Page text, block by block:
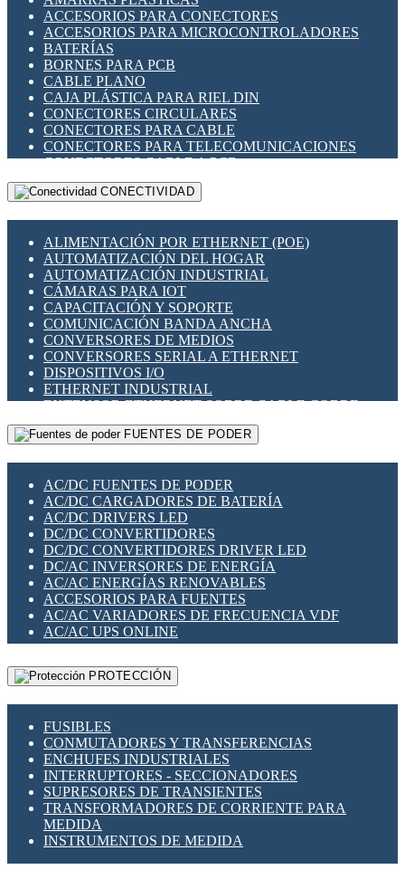
INDICADORES PARA PANEL
INTERFACES DE RELÉ
INTERRUPTORES FIN DE CARRERA
LLAVES CONMUTADORAS
MEDIDORES DE ENERGÍA Y TC'S DE CORRIENTE
MOTORES PASO A PASO
PANTALLAS HMI
PLC -CONTROLADORES LÓGICO PROGRAMABLES
PROGRAMADORES DE HORARIO
RELÉS DE PROTECCIÓN
SENSORES CAPACITIVOS
SENSORES INDUCTIVOS
TEMPORIZADORES
VARIACS
VARIADORES DE FRECUENCIA [VDF]
SECCIONADORES - INTERRUPTORES
MAQUINARIA
ACCESORIOS PARA CONECTORES
ACCESORIOS PARA MICROCONTROLADORES
BATERÍAS
BORNES PARA PCB
CABLE PLANO
CAJA PLÁSTICA PARA RIEL DIN
CONECTORES CIRCULARES
CONECTORES PARA CABLE
CONECTORES PARA TELECOMUNICACIONES
CONECTORES CABLE A PCB
CONECTORES PCB A CABLE
DIP SWITCHES
HERRAMIENTAS VARIAS
ILUMINACIÓN LED
INTERRUPTORES REED
INTERFACES DE RELÉ
OTROS RELÉS
PROTECCIÓN TÉRMICA
RELÉS AUTOMOTRICES
RELÉS DE SEÑAL
RELÉS DE ESTADO SÓLIDO SSR
RELÉS INDUSTRIALES
RELÉS MINIATURA DE POTENCIA
SENSORES MAGNÉTICOS
SWITCH Y MICROSWITCH
TARJETAS PI
UNIÓN Y DERIVACIÓN DE CABLE
CONECTIVIDAD
ALIMENTACIÓN POR ETHERNET (POE)
AUTOMATIZACIÓN DEL HOGAR
AUTOMATIZACIÓN INDUSTRIAL
CÁMARAS PARA IOT
CAPACITACIÓN Y SOPORTE
COMUNICACIÓN BANDA ANCHA
CONVERSORES DE MEDIOS
CONVERSORES SERIAL A ETHERNET
DISPOSITIVOS I/O
ETHERNET INDUSTRIAL
EXTENSOR ETHERNET SOBRE CABLE COBRE
GATEWAY LORAWAN
GESTIÓN DE REDES
PLACAS MODULARES IOT
SWITCHES Y REDES WIFI
SOLUCIONES IOT
SOLUCIONES LORAWAN
SOLUCIONES RED CELULAR
SEGURIDAD PARA REDES
SWITCHES LAN
TELEFONÍA IP (VOIP)
VIGILANCIA IP (CCTV)
MESHTASTIC
FUENTES DE PODER
AC/DC FUENTES DE PODER
AC/DC CARGADORES DE BATERÍA
AC/DC DRIVERS LED
DC/DC CONVERTIDORES
DC/DC CONVERTIDORES DRIVER LED
DC/AC INVERSORES DE ENERGÍA
AC/AC ENERGÍAS RENOVABLES
ACCESORIOS PARA FUENTES
AC/AC VARIADORES DE FRECUENCIA VDF
AC/AC UPS ONLINE
PROTECCIÓN
FUSIBLES
CONMUTADORES Y TRANSFERENCIAS
ENCHUFES INDUSTRIALES
INTERRUPTORES - SECCIONADORES
SUPRESORES DE TRANSIENTES
TRANSFORMADORES DE CORRIENTE PARA
MEDIDA
INSTRUMENTOS DE MEDIDA